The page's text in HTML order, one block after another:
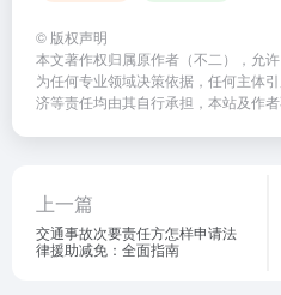
© 版权声明
本文著作权归属原作者（不二），允
为任何专业领域决策依据，任何主体
济等责任均由其自行承担，本站及作者
上一篇
交通事故次要责任方怎样申请法
律援助减免：全面指南